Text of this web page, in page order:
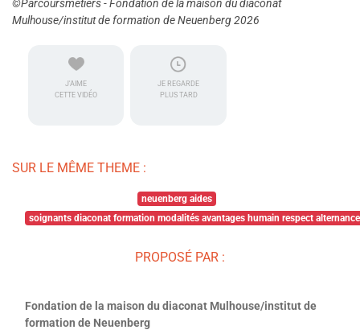
©Parcoursmetiers - Fondation de la maison du diaconat
Mulhouse/institut de formation de Neuenberg 2026
J'AIME
CETTE VIDÉO
JE REGARDE
PLUS TARD
SUR LE MÊME THEME :
neuenberg aides
soignants diaconat formation modalités avantages humain respect
PROPOSÉ PAR :
Fondation de la maison du diaconat Mulhouse/institut de
formation de Neuenberg